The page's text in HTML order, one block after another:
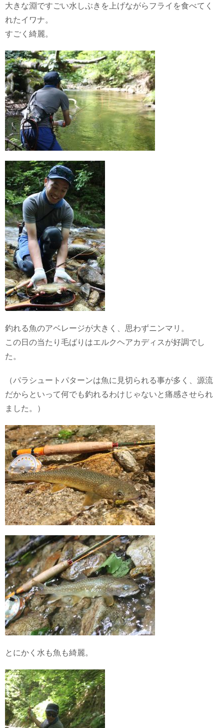
大きな淵ですごい水しぶきを上げながらフライを食べてく
れたイワナ。
すごく綺麗。
釣れる魚のアベレージが大きく、思わずニンマリ。
この日の当たり毛ばりはエルクヘアカディスが好調でし
た。
（パラシュートパターンは魚に見切られる事が多く、源流
だからといって何でも釣れるわけじゃないと痛感させられ
ました。）
とにかく水も魚も綺麗。